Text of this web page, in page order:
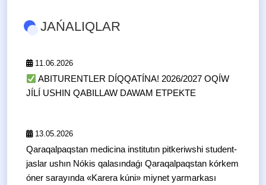
JAŃALIQLAR
11.06.2026
ABITURENTLER DÍQQATÍNA! 2026/2027 OQÍW
JÍLÍ USHIN QABILLAW DAWAM ETPEKTE
13.05.2026
Qaraqalpaqstan medicina institutın pitkeriwshi student-
jaslar ushın Nókis qalasındaǵı Qaraqalpaqstan kórkem
óner sarayında «Karera kúni» miynet yarmarkası